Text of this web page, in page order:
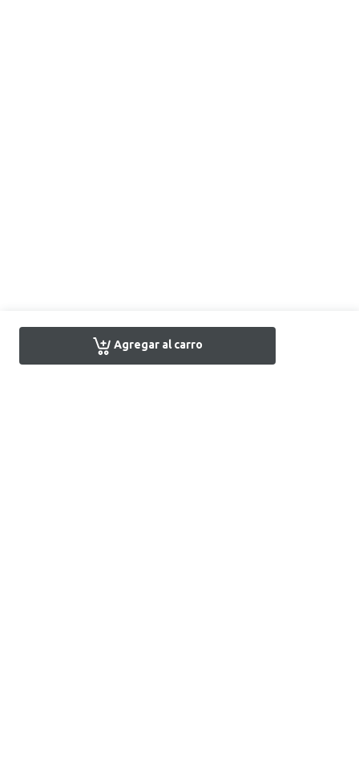
Agregar al carro